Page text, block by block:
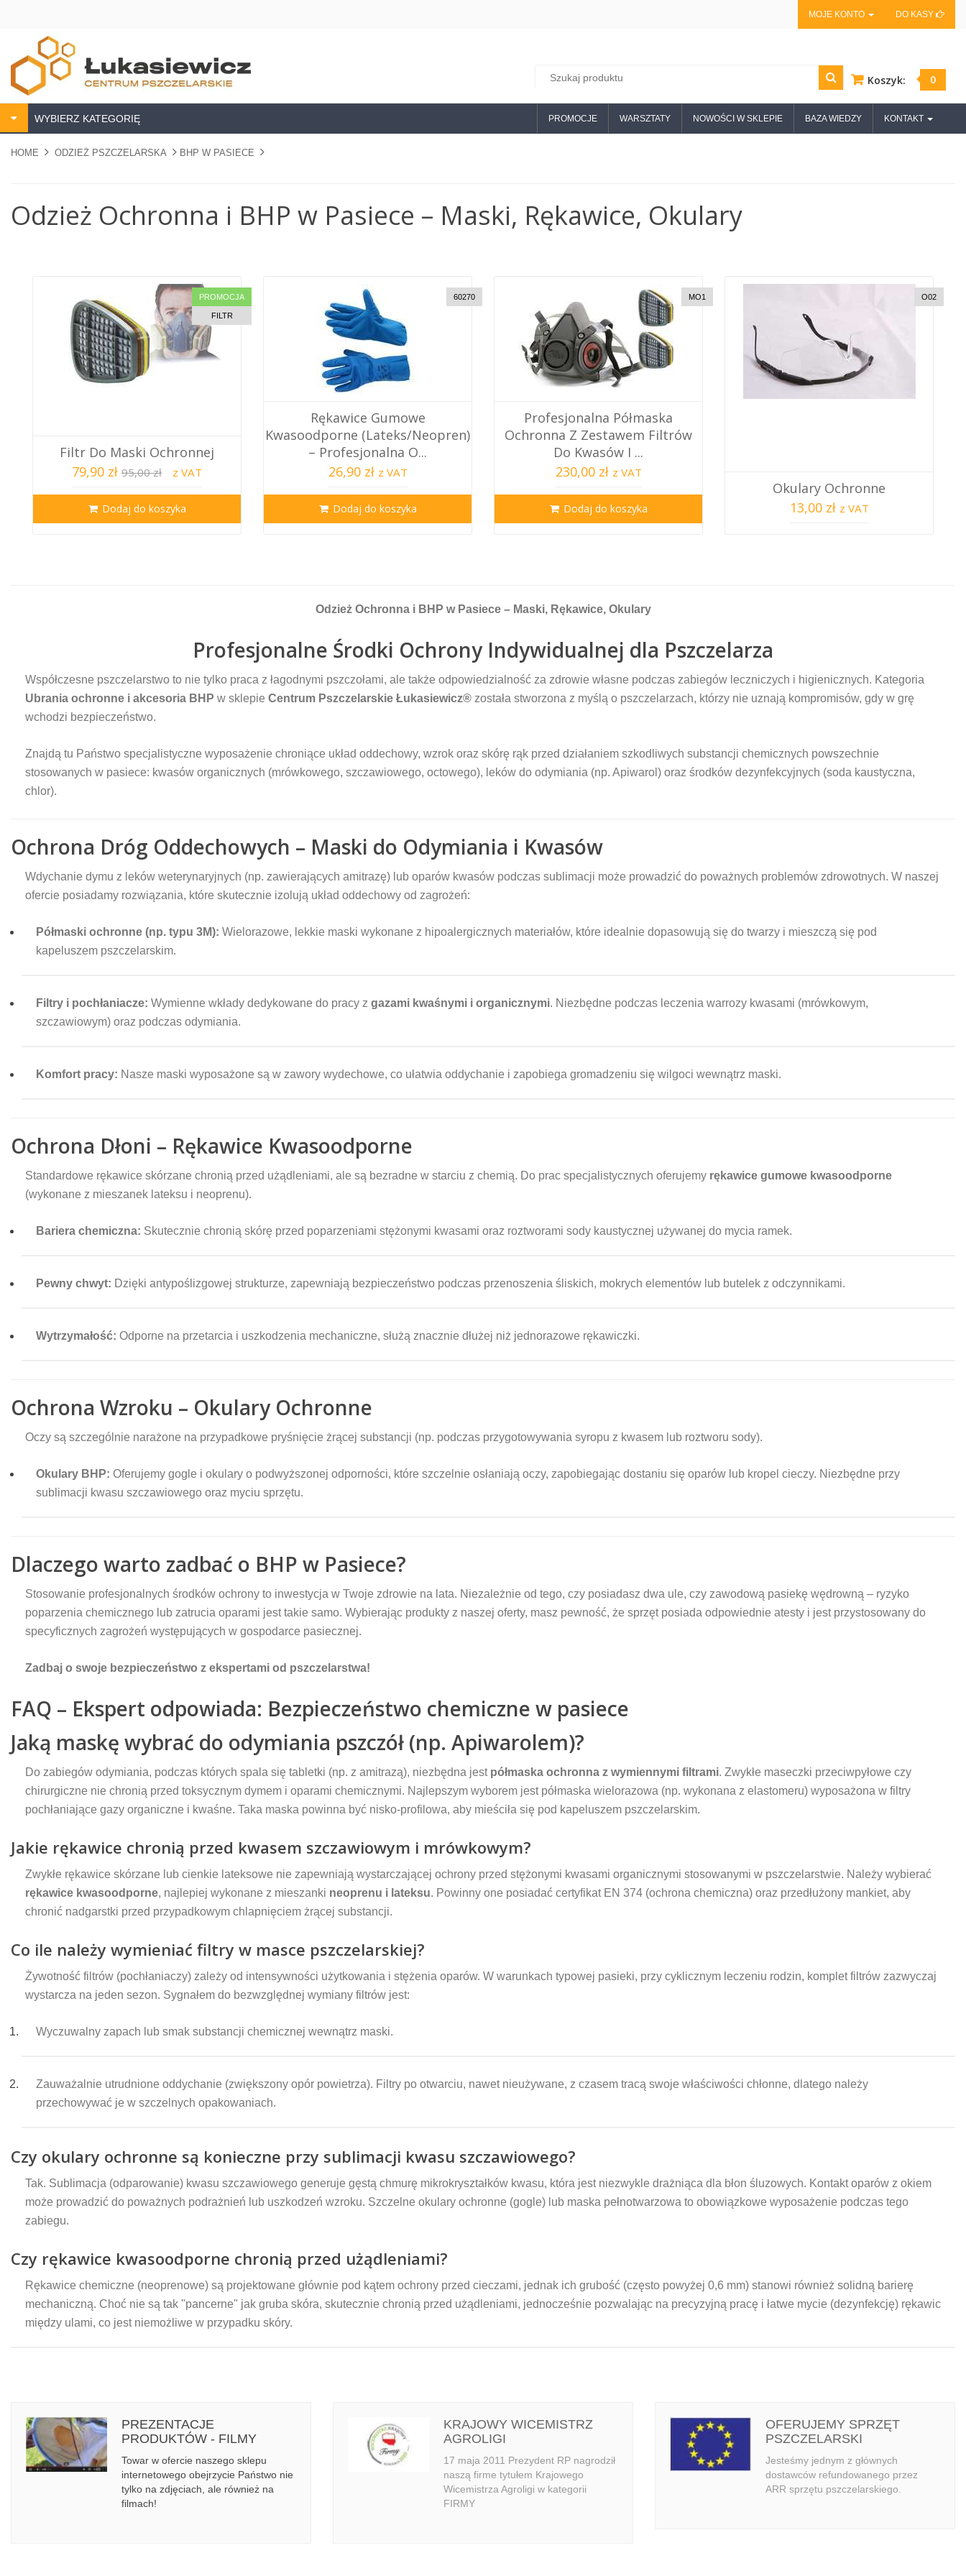
MOJE KONTO DO KASY
Koszyk: 0
PROMOCJE WARSZTATY NOWOŚCI W SKLEPIE BAZA WIEDZY KONTAKT
WYBIERZ KATEGORIĘ
HOME ODZIEŻ PSZCZELARSKA BHP W PASIECE
Odzież Ochronna i BHP w Pasiece – Maski, Rękawice, Okulary
PROMOCJA
FILTR
Filtr Do Maski Ochronnej
79,90 zł 95,00 zł z VAT
Dodaj do koszyka
60270
Rękawice Gumowe
Kwasoodporne (Lateks/Neopren)
– Profesjonalna O...
26,90 zł z VAT
Dodaj do koszyka
MO1
Profesjonalna Półmaska
Ochronna Z Zestawem Filtrów
Do Kwasów I ...
230,00 zł z VAT
Dodaj do koszyka
O02
Okulary Ochronne
13,00 zł z VAT
Odzież Ochronna i BHP w Pasiece – Maski, Rękawice, Okulary
Profesjonalne Środki Ochrony Indywidualnej dla Pszczelarza
Współczesne pszczelarstwo to nie tylko praca z łagodnymi pszczołami, ale także odpowiedzialność za zdrowie własne podczas zabiegów leczniczych i higienicznych. Kategoria
Ubrania ochronne i akcesoria BHP w sklepie Centrum Pszczelarskie Łukasiewicz® została stworzona z myślą o pszczelarzach, którzy nie uznają kompromisów, gdy w grę
wchodzi bezpieczeństwo.
Znajdą tu Państwo specjalistyczne wyposażenie chroniące układ oddechowy, wzrok oraz skórę rąk przed działaniem szkodliwych substancji chemicznych powszechnie
stosowanych w pasiece: kwasów organicznych (mrówkowego, szczawiowego, octowego), leków do odymiania (np. Apiwarol) oraz środków dezynfekcyjnych (soda kaustyczna,
chlor).
Ochrona Dróg Oddechowych – Maski do Odymiania i Kwasów
Wdychanie dymu z leków weterynaryjnych (np. zawierających amitrazę) lub oparów kwasów podczas sublimacji może prowadzić do poważnych problemów zdrowotnych. W naszej
ofercie posiadamy rozwiązania, które skutecznie izolują układ oddechowy od zagrożeń:
Półmaski ochronne (np. typu 3M): Wielorazowe, lekkie maski wykonane z hipoalergicznych materiałów, które idealnie dopasowują się do twarzy i mieszczą się pod
kapeluszem pszczelarskim.
Filtry i pochłaniacze: Wymienne wkłady dedykowane do pracy z gazami kwaśnymi i organicznymi. Niezbędne podczas leczenia warrozy kwasami (mrówkowym,
szczawiowym) oraz podczas odymiania.
Komfort pracy: Nasze maski wyposażone są w zawory wydechowe, co ułatwia oddychanie i zapobiega gromadzeniu się wilgoci wewnątrz maski.
Ochrona Dłoni – Rękawice Kwasoodporne
Standardowe rękawice skórzane chronią przed użądleniami, ale są bezradne w starciu z chemią. Do prac specjalistycznych oferujemy rękawice gumowe kwasoodporne
(wykonane z mieszanek lateksu i neoprenu).
Bariera chemiczna: Skutecznie chronią skórę przed poparzeniami stężonymi kwasami oraz roztworami sody kaustycznej używanej do mycia ramek.
Pewny chwyt: Dzięki antypoślizgowej strukturze, zapewniają bezpieczeństwo podczas przenoszenia śliskich, mokrych elementów lub butelek z odczynnikami.
Wytrzymałość: Odporne na przetarcia i uszkodzenia mechaniczne, służą znacznie dłużej niż jednorazowe rękawiczki.
Ochrona Wzroku – Okulary Ochronne
Oczy są szczególnie narażone na przypadkowe pryśnięcie żrącej substancji (np. podczas przygotowywania syropu z kwasem lub roztworu sody).
Okulary BHP: Oferujemy gogle i okulary o podwyższonej odporności, które szczelnie osłaniają oczy, zapobiegając dostaniu się oparów lub kropel cieczy. Niezbędne przy
sublimacji kwasu szczawiowego oraz myciu sprzętu.
Dlaczego warto zadbać o BHP w Pasiece?
Stosowanie profesjonalnych środków ochrony to inwestycja w Twoje zdrowie na lata. Niezależnie od tego, czy posiadasz dwa ule, czy zawodową pasiekę wędrowną – ryzyko
poparzenia chemicznego lub zatrucia oparami jest takie samo. Wybierając produkty z naszej oferty, masz pewność, że sprzęt posiada odpowiednie atesty i jest przystosowany do
specyficznych zagrożeń występujących w gospodarce pasiecznej.
Zadbaj o swoje bezpieczeństwo z ekspertami od pszczelarstwa!
FAQ – Ekspert odpowiada: Bezpieczeństwo chemiczne w pasiece
Jaką maskę wybrać do odymiania pszczół (np. Apiwarolem)?
Do zabiegów odymiania, podczas których spala się tabletki (np. z amitrazą), niezbędna jest półmaska ochronna z wymiennymi filtrami. Zwykłe maseczki przeciwpyłowe czy
chirurgiczne nie chronią przed toksycznym dymem i oparami chemicznymi. Najlepszym wyborem jest półmaska wielorazowa (np. wykonana z elastomeru) wyposażona w filtry
pochłaniające gazy organiczne i kwaśne. Taka maska powinna być nisko-profilowa, aby mieściła się pod kapeluszem pszczelarskim.
Jakie rękawice chronią przed kwasem szczawiowym i mrówkowym?
Zwykłe rękawice skórzane lub cienkie lateksowe nie zapewniają wystarczającej ochrony przed stężonymi kwasami organicznymi stosowanymi w pszczelarstwie. Należy wybierać
rękawice kwasoodporne, najlepiej wykonane z mieszanki neoprenu i lateksu. Powinny one posiadać certyfikat EN 374 (ochrona chemiczna) oraz przedłużony mankiet, aby
chronić nadgarstki przed przypadkowym chlapnięciem żrącej substancji.
Co ile należy wymieniać filtry w masce pszczelarskiej?
Żywotność filtrów (pochłaniaczy) zależy od intensywności użytkowania i stężenia oparów. W warunkach typowej pasieki, przy cyklicznym leczeniu rodzin, komplet filtrów zazwyczaj
wystarcza na jeden sezon. Sygnałem do bezwzględnej wymiany filtrów jest:
Wyczuwalny zapach lub smak substancji chemicznej wewnątrz maski.
Zauważalnie utrudnione oddychanie (zwiększony opór powietrza). Filtry po otwarciu, nawet nieużywane, z czasem tracą swoje właściwości chłonne, dlatego należy
przechowywać je w szczelnych opakowaniach.
Czy okulary ochronne są konieczne przy sublimacji kwasu szczawiowego?
Tak. Sublimacja (odparowanie) kwasu szczawiowego generuje gęstą chmurę mikrokryształków kwasu, która jest niezwykle drażniąca dla błon śluzowych. Kontakt oparów z okiem
może prowadzić do poważnych podrażnień lub uszkodzeń wzroku. Szczelne okulary ochronne (gogle) lub maska pełnotwarzowa to obowiązkowe wyposażenie podczas tego
zabiegu.
Czy rękawice kwasoodporne chronią przed użądleniami?
Rękawice chemiczne (neoprenowe) są projektowane głównie pod kątem ochrony przed cieczami, jednak ich grubość (często powyżej 0,6 mm) stanowi również solidną barierę
mechaniczną. Choć nie są tak "pancerne" jak gruba skóra, skutecznie chronią przed użądleniami, jednocześnie pozwalając na precyzyjną pracę i łatwe mycie (dezynfekcję) rękawic
między ulami, co jest niemożliwe w przypadku skóry.
PREZENTACJE
PRODUKTÓW - FILMY
Towar w ofercie naszego sklepu
internetowego obejrzycie Państwo nie
tylko na zdjęciach, ale również na
filmach!
KRAJOWY WICEMISTRZ
AGROLIGI
17 maja 2011 Prezydent RP nagrodził
naszą firme tytułem Krajowego
Wicemistrza Agroligi w kategorii
FIRMY
OFERUJEMY SPRZĘT
PSZCZELARSKI
Jesteśmy jednym z głównych
dostawców refundowanego przez
ARR sprzętu pszczelarskiego.